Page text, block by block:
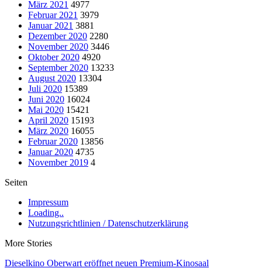
März 2021 4977
Februar 2021 3979
Januar 2021 3881
Dezember 2020 2280
November 2020 3446
Oktober 2020 4920
September 2020 13233
August 2020 13304
Juli 2020 15389
Juni 2020 16024
Mai 2020 15421
April 2020 15193
März 2020 16055
Februar 2020 13856
Januar 2020 4735
November 2019 4
Seiten
Impressum
Loading..
Nutzungsrichtlinien / Datenschutzerklärung
More Stories
Dieselkino Oberwart eröffnet neuen Premium-Kinosaal